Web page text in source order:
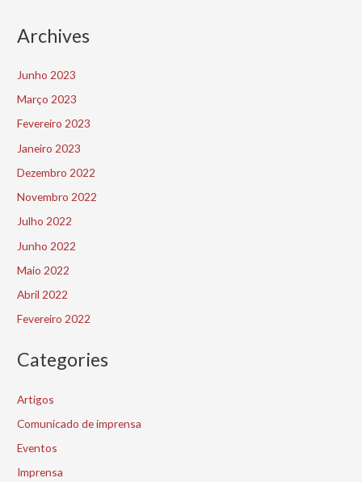
Archives
Junho 2023
Março 2023
Fevereiro 2023
Janeiro 2023
Dezembro 2022
Novembro 2022
Julho 2022
Junho 2022
Maio 2022
Abril 2022
Fevereiro 2022
Categories
Artigos
Comunicado de imprensa
Eventos
Imprensa